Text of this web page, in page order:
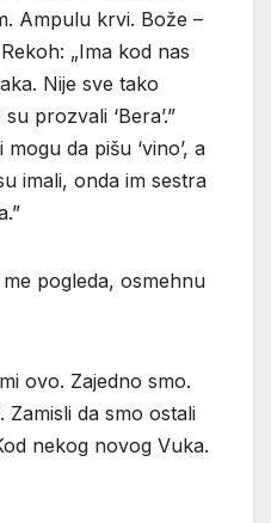
Ampulu krvi. Bože –
„Ima kod nas
Nije sve tako
prozvali ‘Bera’.”
da pišu ‘vino’, a
imali, onda im sestra
pogleda, osmehnu
ovo. Zajedno smo.
Zamisli da smo ostali
nekog novog Vuka.